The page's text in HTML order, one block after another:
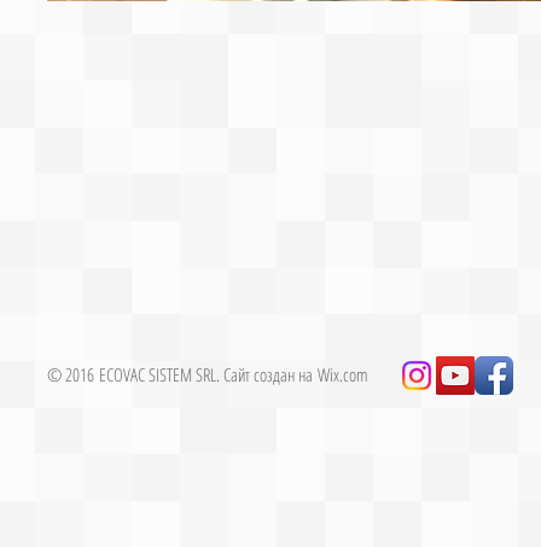
© 2016 ECOVAC SISTEM SRL. Сайт создан на Wix.com